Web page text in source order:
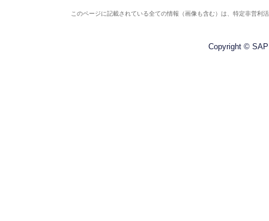
このページに記載されている全ての情報（画像も含む）は、特定非営
Copyright ©